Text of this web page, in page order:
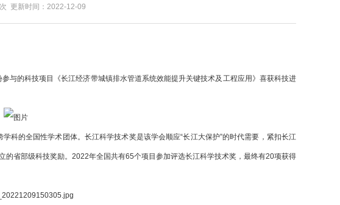
更新时间：2022-12-09
的科技项目《长江经济带城镇排水管道系统效能提升关键技术及工程应用》喜获科技进
的全国性学术团体。长江科学技术奖是该学会顺应“长江大保护”的时代需要，紧扣长江
省部级科技奖励。2022年全国共有65个项目参加评选长江科学技术奖，最终有20项获得